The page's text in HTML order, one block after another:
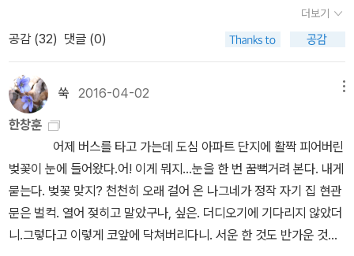
배경의 고백을 들었으니, 과감히 그의 소설을 펼쳐 들어도 좋겠다. 정
설에서 더 듣고 싶다. * 알라딘 공식 신간평가단의 투표를 통해 선정
된 우수 도서를 출판사로부터 제공 받아 읽고 쓴 리뷰입니다.
마음을 달랜다. 제철에 맛볼 수 있는 그 지역의 토박이 음식을 준비하
혼을 나누는 시간이었다. 자퇴와 가출을 병행하였던 10대의 방황이
정점에 오를 때 저자는 범어사에 머물며 여러 가지 푸성귀로 싸 먹던
쌈밥들의 다양한 맛을 떠올리며 여러 경험이 잣는 쌉쌀함과 싱그러움
이 공존하는 인생을 돌아보았다. 된장을 풀어놓은 물에 짱뚱어를 삶
아 으깬 뒤, 시래기와 애호박 등을 넣어 한소끔 끓여낸 탕은 고봉밥을
먹어치우던 밥도둑이었다. 고슬고슬 지은 쌀밥 반찬의 진수인 지역의
젓갈 등이 즐비한 남도 음식이야기는 외가에서 먹은 굴비젓갈을 올린
다. 그 연장선상이 되려나.이 책에선 '안현미 시인'이 등장한다.여
러 쪽에 걸쳐서 등장하는 그 꼭지의 제목이 '오죽하면 시를'이다. 이
책을 자세히 들여다 보게 되면,훌륭한 작가들이 여러명 나오고,한창
훈의 가족이나 친지, 개인적인 친분이 있는 사람들도 여럿 소개되고
는 있지만,어떤 글이 좋은 글이라거나, 글을 어떻게 써야 한다는 말이
한번도 나오지는 않는다.그는 삶을 담담히 읊조리듯 써내려가고 있
고, 그걸 우리는 문학작품이라고 부를 뿐이다. '시란 한마디로 뭐
나.''ㆍㆍㆍㆍㆍㆍ''친구도 없고 장난감도 변변찮은 시골 아이를 가만
히 보고 있으면 자신의 상처를 가지고 논다. 무릎이 까지면 자꾸 만져
보고 딱지가 앉으면 그 딱지를 뜯어내며 혼자 논다. 시라는 게 바로 그
것이다.'상처를 가지고 노는 것. 상처를 확인하고 상처에 집착하며 상
에 모인 242개의 소설 첫 문장들은 우리를 저자의 삶으로 이끌고, 더
불어 각 소설 속으로 불러들인다.'발상만 놓고 보면 윤성근의 <내가
헌책방' 주인장인 저자의 책으론 지난해에 <탐서의 즐거움>(모요사,
2016)과 <나는 이렇게 읽습니다>(텍스트, 2016)가 더 나왔었다. 겸
사겸사 같이 언급해놓는다. 소설가 한창훈의 에세이집도 나왔다. <공
부는 이쯤에서 마치는 거로 한다>(한겨레출판, 2017). '2015년 5월
부터 2016년 7월까지 '한겨레21'에 연재한 '한창훈의 산다이'를 정리
해서 묶었다. '산다이'는 거문도 방언으로 축제, 여흥이란 뜻이다. 그
러니까 이 책은 '한창훈식 노는 법'에서 나왔다. 작가는 불안에 떨며
무기력하게 살아가는 사람들에게 쫓기듯 놀지 말라고, 쪽방에 갇혀
를 들으려고 하는 이유는 내 생각을 조리있게 표현하고 싶어서였어.
근데 은유 작가가 나를 한 방 먹였어글쓰기는 생각을 제대로 표현을
하기 위함이 아니라글을 씀으로써 생각을 만들어 가는 것이래초짜는
초고에 매달리고 타짜는 퇴고에 매달린다글을 쓰다보면 삶에 연동된
다잘은 모르겠지만, 포스가 깊어. 이 사람.은유작가의 글쓰기 강좌를
열심히 검색하다 실패한 남편이 드디어 토요일에 하는 독서클럽을 찾
았다고 한다. 서울 시내 도서관을 다 뒤졌더니 3군데 있었다며 기존
커리, 연령대, 위치등을 고려해서 비교 분석한 표를 보여줬다. 3곳의
다섯 팀이었다. 한 달에 한 번 하는 곳들이어서 아마 두어 군데를 갈
것 같았다. 그리고 드디어 내가 예상했던 제안을 했다.같이 가자!여,여
보...그, 그런 소모임에 부부가 차, 참석하는 거 별로지 않아?부부 아
더보기
공감 (32) 댓글 (0)
쑥 2016-04-02
한창훈
어제 버스를 타고 가는데 도심 아파트 단지에 활짝 피어버린
벚꽃이 눈에 들어왔다.어! 이게 뭐지...눈을 한 번 꿈뻑거려 본다. 내게
묻는다. 벚꽃 맞지? 천천히 오래 걸어 온 나그네가 정작 자기 집 현관
문은 벌컥. 열어 젖히고 말았구나, 싶은. 더디오기에 기다리지 않았더
니.그렇다고 이렇게 코앞에 닥쳐버리다니. 서운 한 것도 반가운 것도